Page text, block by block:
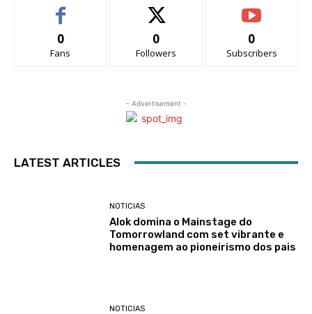
0
Fans
0
Followers
0
Subscribers
- Advertisement -
LATEST ARTICLES
NOTICIAS
Alok domina o Mainstage do
Tomorrowland com set vibrante e
homenagem ao pioneirismo dos pais
NOTICIAS